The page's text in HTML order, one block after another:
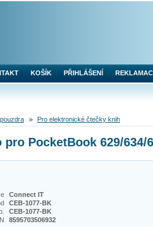
Pro elektronické čtečky knih
pro PocketBook 629/634/
Connect IT
CEB-1077-BK
CEB-1077-BK
8595703506932
KOŠÍK PŘIHLÁŠENÍ